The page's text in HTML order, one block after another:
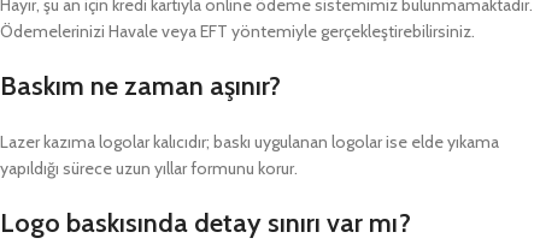
Hayır, şu an için kredi kartıyla online ödeme sistemimiz bulunmamaktadır.
Ödemelerinizi Havale veya EFT yöntemiyle gerçekleştirebilirsiniz.
Baskım ne zaman aşınır?
Lazer kazıma logolar kalıcıdır; baskı uygulanan logolar ise elde yıkama
yapıldığı sürece uzun yıllar formunu korur.
Logo baskısında detay sınırı var mı?